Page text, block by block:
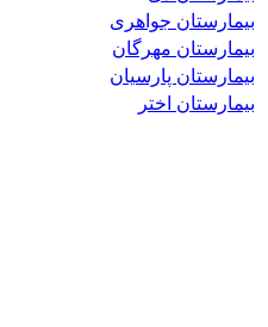
بیمارستان جواهری
بیمارستان مهرگان
بیمارستان پارسیان
بیمارستان اختر